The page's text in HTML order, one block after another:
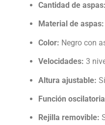
Cantidad de
Material de aspas:
Color: Negro con
Velocidades: 3
Altura ajustable: Sí
Función
Rejilla removible: